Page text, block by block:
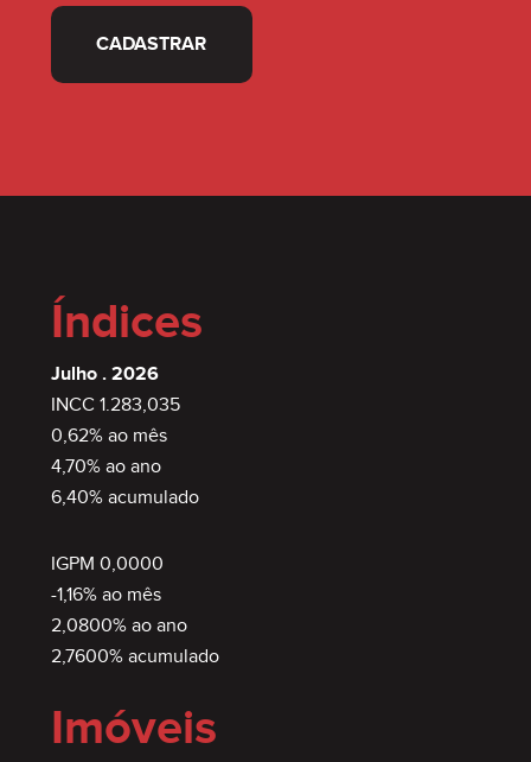
CADASTRAR
Índices
Julho . 2026
INCC 1.283,035
0,62% ao mês
4,70% ao ano
6,40% acumulado
IGPM 0,0000
-1,16% ao mês
2,0800% ao ano
2,7600% acumulado
Imóveis